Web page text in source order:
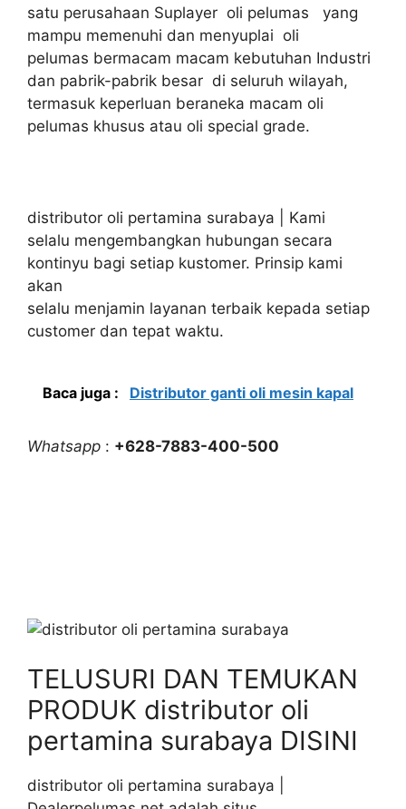
satu perusahaan Suplayer oli pelumas yang
mampu memenuhi dan menyuplai oli
pelumas bermacam macam kebutuhan Industri
dan pabrik-pabrik besar di seluruh wilayah,
termasuk keperluan beraneka macam oli
pelumas khusus atau oli special grade.
distributor oli pertamina surabaya | Kami
selalu mengembangkan hubungan secara
kontinyu bagi setiap kustomer. Prinsip kami
akan
selalu menjamin layanan terbaik kepada setiap
customer dan tepat waktu.
Baca juga : Distributor ganti oli mesin kapal
Whatsapp : +628-7883-400-500
TELUSURI DAN TEMUKAN
PRODUK distributor oli
pertamina surabaya DISINI
distributor oli pertamina surabaya |